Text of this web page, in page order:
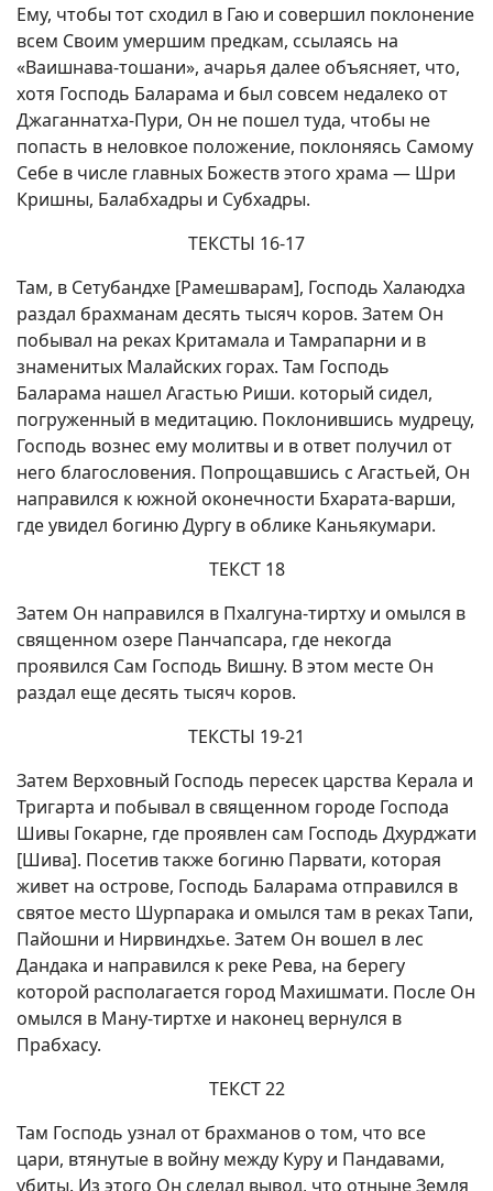
Ему, чтобы тот сходил в Гаю и совершил поклонение
всем Своим умершим предкам, ссылаясь на
«Ваишнава-тошани», ачарья далее объясняет, что,
хотя Господь Баларама и был совсем недалеко от
Джаганнатха-Пури, Он не пошел туда, чтобы не
попасть в неловкое положение, поклоняясь Самому
Себе в числе главных Божеств этого храма — Шри
Кришны, Балабхадры и Субхадры.
ТЕКСТЫ 16-17
Там, в Сетубандхе [Рамешварам], Господь Халаюдха
раздал брахманам десять тысяч коров. Затем Он
побывал на реках Критамала и Тамрапарни и в
знаменитых Малайских горах. Там Господь
Баларама нашел Агастью Риши. который сидел,
погруженный в медитацию. Поклонившись мудрецу,
Господь вознес ему молитвы и в ответ получил от
него благословения. Попрощавшись с Агастьей, Он
направился к южной оконечности Бхарата-варши,
где увидел богиню Дургу в облике Каньякумари.
ТЕКСТ 18
Затем Он направился в Пхалгуна-тиртху и омылся в
священном озере Панчапсара, где некогда
проявился Сам Господь Вишну. В этом месте Он
раздал еще десять тысяч коров.
ТЕКСТЫ 19-21
Затем Верховный Господь пересек царства Керала и
Тригарта и побывал в священном городе Господа
Шивы Гокарне, где проявлен сам Господь Дхурджати
[Шива]. Посетив также богиню Парвати, которая
живет на острове, Господь Баларама отправился в
святое место Шурпарака и омылся там в реках Тапи,
Пайошни и Нирвиндхье. Затем Он вошел в лес
Дандака и направился к реке Рева, на берегу
которой располагается город Махишмати. После Он
омылся в Ману-тиртхе и наконец вернулся в
Прабхасу.
ТЕКСТ 22
Там Господь узнал от брахманов о том, что все
цари, втянутые в войну между Куру и Пандавами,
убиты. Из этого Он сделал вывод, что отныне Земля